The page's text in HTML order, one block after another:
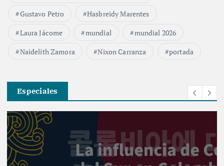
Gustavo Petro
Hasbreidy Marentes
Laura Jácome
mundial
mundial 2026
Naidelith Zamora
Nixon Carranza portada
Especiales